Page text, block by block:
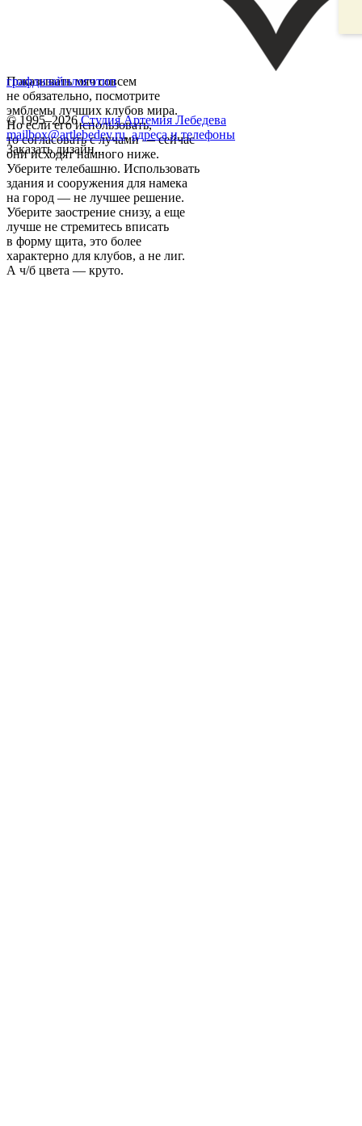
Показывать мяч совсем
не обязательно, посмотрите
эмблемы лучших клубов мира.
Но если его использовать,
то согласовать с лучами — сейчас
они исходят намного ниже.
Уберите телебашню. Использовать
здания и сооружения для намека
на город — не лучшее решение.
Уберите заострение снизу, а еще
лучше не стремитесь вписать
в форму щита, это более
характерно для клубов, а не лиг.
А ч/б цвета — круто.
графдизайнлоготип
© 1995–2026 Студия Артемия Лебедева
mailbox@artlebedev.ru, адреса и телефоны
Заказать дизайн...